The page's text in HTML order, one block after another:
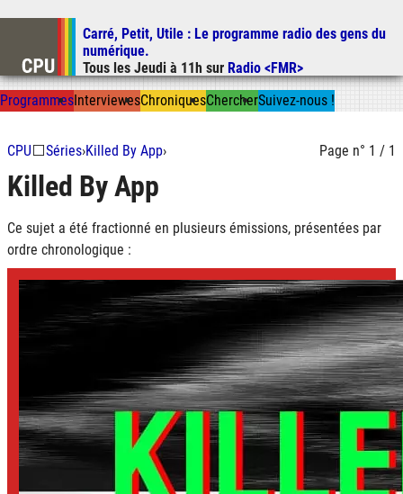
Aller au contenu
Aller à la recherche
Carré, Petit, Utile : Le programme radio des gens du
numérique.
Tous les Jeudi à 11h sur Radio <FMR>
ProgrammesInterviewesChroniquesChercherSuivez-nous !
CPU⬜Séries›Killed By App› Page n° 1 / 1
Killed By App
Ce sujet a été fractionné en plusieurs émissions, présentées par
ordre chronologique :